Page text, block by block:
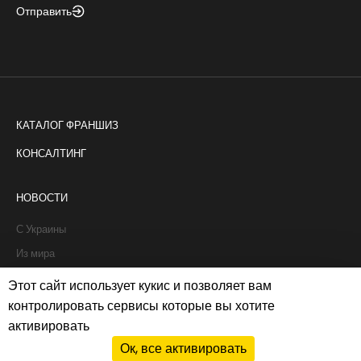
Отправить
КАТАЛОГ ФРАНШИЗ
КОНСАЛТИНГ
НОВОСТИ
С Украины
Из мира
Интервью
Истории франчайзи
Рапорты
Этот сайт использует кукис и позволяет вам
контролировать сервисы которые вы хотите
активировать
Ок, все активировать